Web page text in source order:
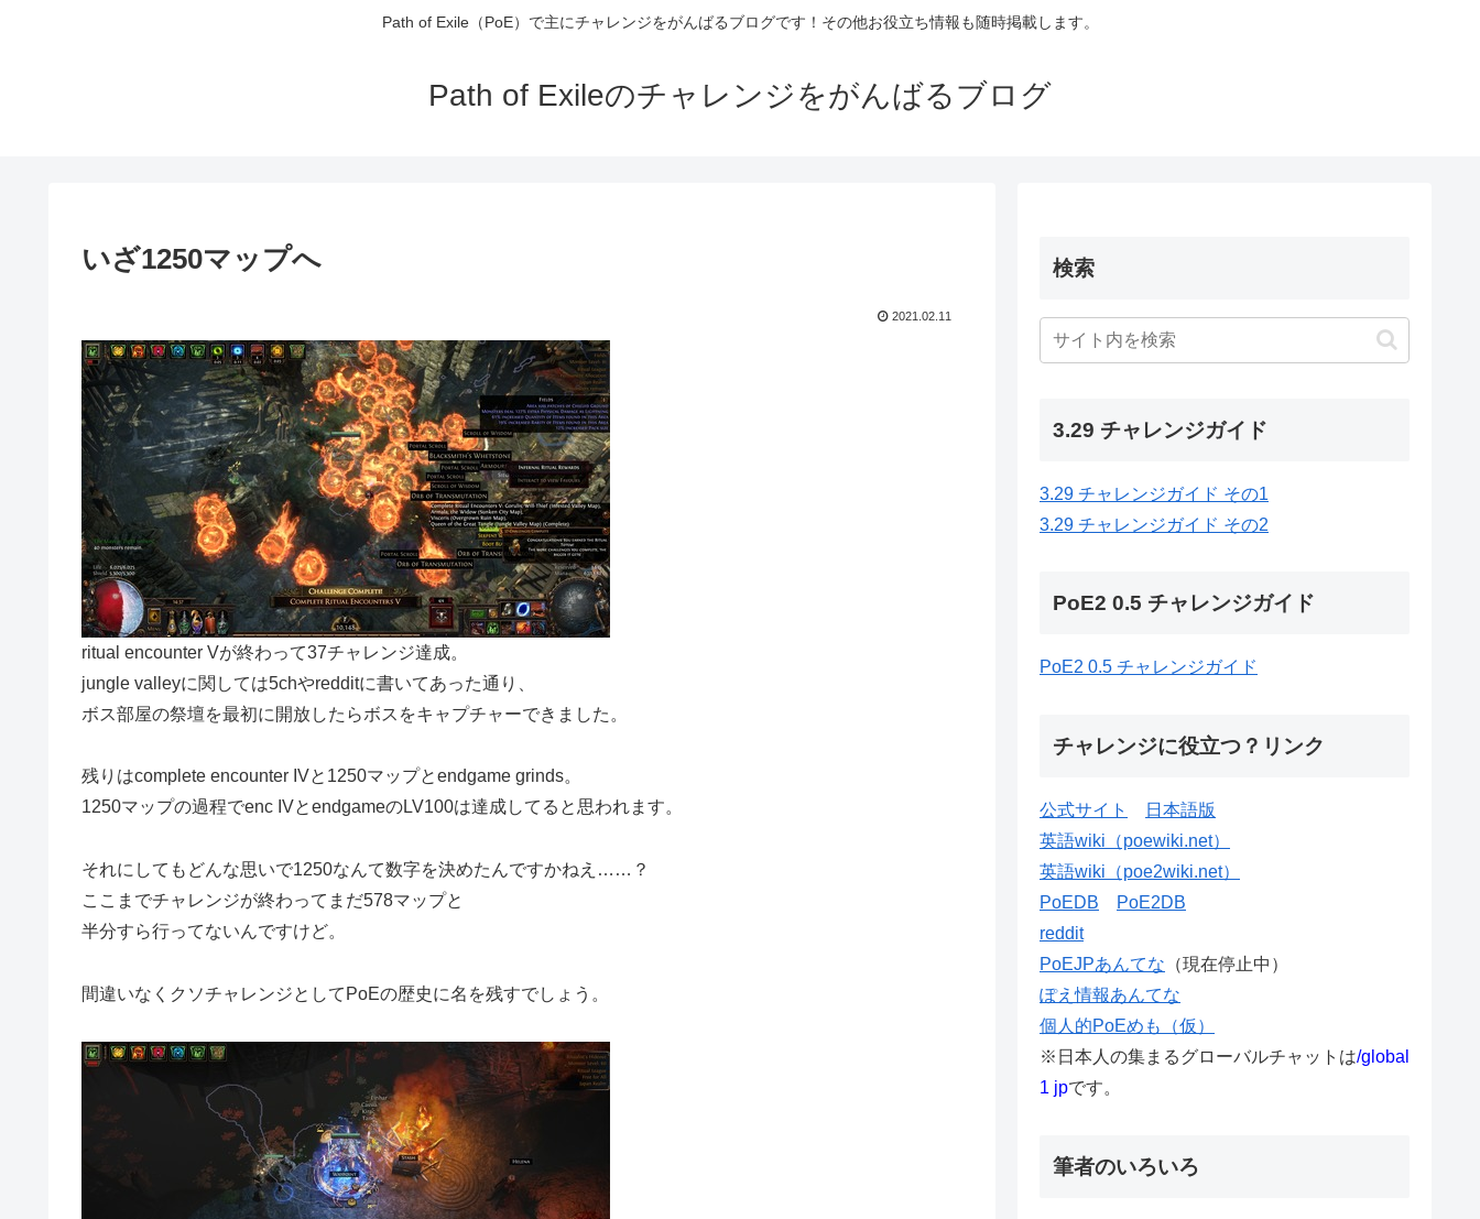
Path of Exile（PoE）で主にチャレンジをがんばるブログです！その他お役立ち情報も随時掲載します。
Path of Exileのチャレンジをがんばるブログ
いざ1250マップへ
2021.02.11
ritual encounter Vが終わって37チャレンジ達成。
jungle valleyに関しては5chやredditに書いてあった通り、
ボス部屋の祭壇を最初に開放したらボスをキャプチャーできました。
残りはcomplete encounter IVと1250マップとendgame grinds。
1250マップの過程でenc IVとendgameのLV100は達成してると思われます。
それにしてもどんな思いで1250なんて数字を決めたんですかねえ……？
ここまでチャレンジが終わってまだ578マップと
半分すら行ってないんですけど。
間違いなくクソチャレンジとしてPoEの歴史に名を残すでしょう。
検索
3.29 チャレンジガイド
3.29 チャレンジガイド その1
3.29 チャレンジガイド その2
PoE2 0.5 チャレンジガイド
PoE2 0.5 チャレンジガイド
チャレンジに役立つ？リンク
公式サイト
日本語版
英語wiki（poewiki.net）
英語wiki（poe2wiki.net）
PoEDB
PoE2DB
reddit
PoEJPあんてな （現在停止中）
ぽえ情報あんてな
個人的PoEめも（仮）
※日本人の集まるグローバルチャットは/global
1 jpです。
筆者のいろいろ